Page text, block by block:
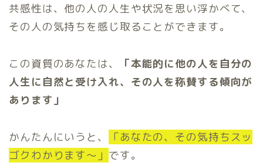
共感性は、他の人の人生や状況を思い浮かべて、
その人の気持ちを感じ取ることができます。
この資質のあなたは、
「本能的に他の人を自分の
人生に自然と受け入れ、その人を称賛する傾向が
あります」
かんたんにいうと、
「あなたの、その気持ちスッ
ゴクわかります〜」 です。